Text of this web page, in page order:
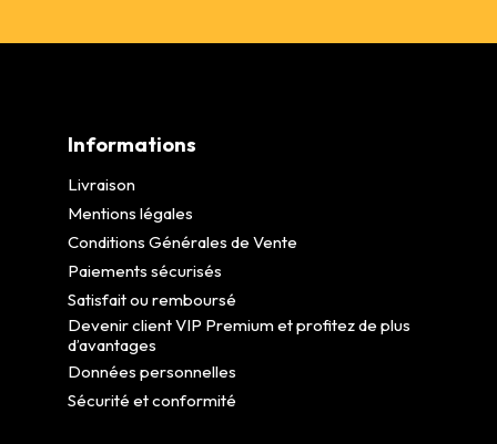
Informations
Livraison
Mentions légales
Conditions Générales de Vente
Paiements sécurisés
Satisfait ou remboursé
Devenir client VIP Premium et profitez de plus
d’avantages
Données personnelles
Sécurité et conformité